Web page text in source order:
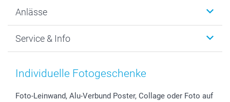
MyNameBook
Fotoabzüge, Fotos als Buch & Poster
Zubehör & Material
Sticker & Etiketten
Warum smartphoto
Datenschutz
AGB
Presse
Anlässe
Neujahr
Muttertag
Kommunion & Konfirmation
Service & Info
Preise und Versandkosten
48h Lieferung
Individuelle Fotogeschenke
Foto-Leinwand, Alu-Verbund Poster, Collage oder Foto auf